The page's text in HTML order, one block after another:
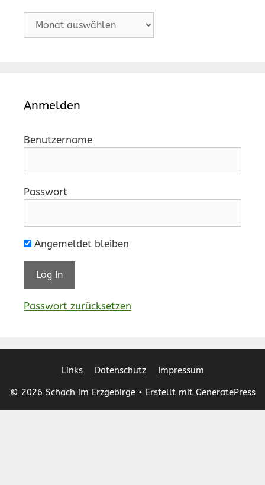
Archiv
Anmelden
Benutzername
Passwort
Angemeldet bleiben
Passwort zurücksetzen
Links Datenschutz Impressum
© 2026 Schach im Erzgebirge• Erstellt mit GeneratePress